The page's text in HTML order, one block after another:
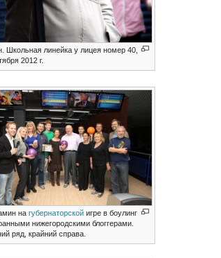
Школьная линейка у лицея номер 40,
2012 г.
нагубернаторской игре в боулинг
нижегородскими блоггерами.
ряд, крайний справа.